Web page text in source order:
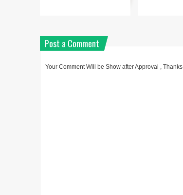
Post a Comment
Your Comment Will be Show after Approval , Thanks